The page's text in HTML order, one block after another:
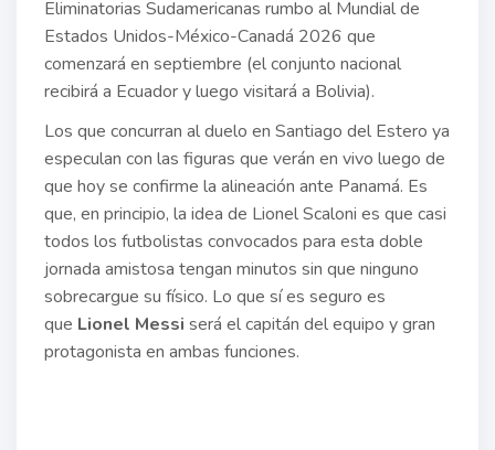
Eliminatorias Sudamericanas rumbo al Mundial de
Estados Unidos-México-Canadá 2026 que
comenzará en septiembre (el conjunto nacional
recibirá a Ecuador y luego visitará a Bolivia).
Los que concurran al duelo en Santiago del Estero ya
especulan con las figuras que verán en vivo luego de
que hoy se confirme la alineación ante Panamá. Es
que, en principio, la idea de Lionel Scaloni es que casi
todos los futbolistas convocados para esta doble
jornada amistosa tengan minutos sin que ninguno
sobrecargue su físico. Lo que sí es seguro es
que Lionel Messi será el capitán del equipo y gran
protagonista en ambas funciones.